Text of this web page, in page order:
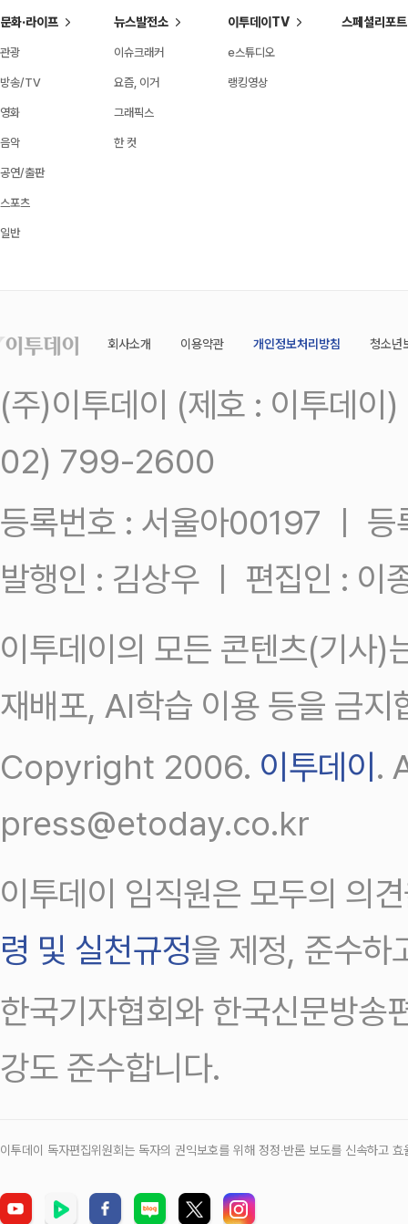
문화·라이프
관광
방송/TV
영화
음악
공연/출판
스포츠
일반
뉴스발전소
이슈크래커
요즘, 이거
그래픽스
한 컷
이투데이TV
e스튜디오
랭킹영상
스페셜리포트
회사소개 이용약관 개인정보처리방침 청소년
(주)이투데이 (제호 : 이투데
02) 799-2600
등록번호 : 서울아00197 ㅣ
발행인 : 김상우 ㅣ 편집인 : 이
이투데이의 모든 콘텐츠(기사)
재배포, AI학습 이용 등을 금지
Copyright 2006. 이투데이.
press@etoday.co.kr
이투데이 임직원은 모두의 의
령 및 실천규정을 제정, 준수하
한국기자협회와 한국신문방송
강도 준수합니다.
이투데이 독자편집위원회는 독자의 권익보호를 위해 정정‧반론 보도를 신속하고